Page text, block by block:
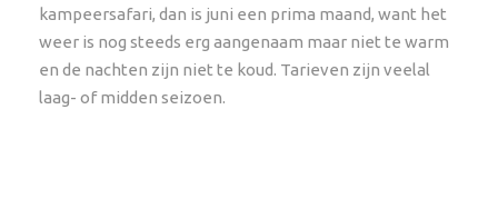
kampeersafari, dan is juni een prima maand, want het
weer is nog steeds erg aangenaam maar niet te warm
en de nachten zijn niet te koud. Tarieven zijn veelal
laag- of midden seizoen.